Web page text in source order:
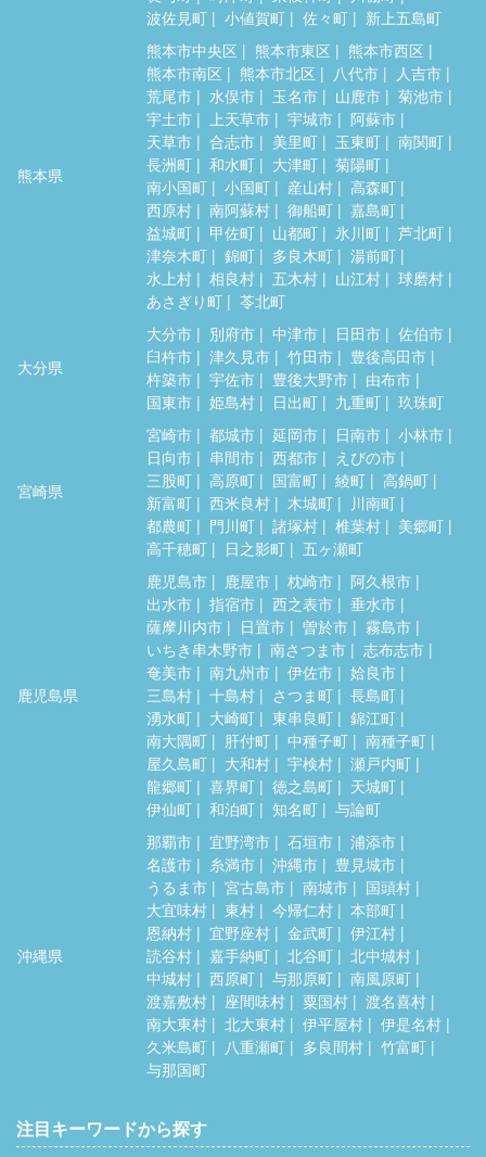
波佐見町
小値賀町 佐々町 新上五島町
熊本県
熊本市中央区 熊本市東区
熊本市西区
熊本市南区
熊本市北区 八代市
人吉市
荒尾市
水俣市 玉名市 山鹿市
菊池市
宇土市
上天草市 宇城市
阿蘇市
天草市
合志市 美里町 玉東町
南関町
長洲町
和水町 大津町
菊陽町
南小国町
小国町 産山村
高森町
西原村
南阿蘇村 御船町
嘉島町
益城町
甲佐町 山都町 氷川町
芦北町
津奈木町
錦町 多良木町
湯前町
水上村
相良村 五木村 山江村
球磨村
あさぎり町
苓北町
大分県
大分市 別府市 中津市 日田市
佐伯市
臼杵市
津久見市 竹田市
豊後高田市
杵築市
宇佐市 豊後大野市
由布市
国東市
姫島村 日出町 九重町 玖珠町
宮崎県
宮崎市 都城市 延岡市 日南市
小林市
日向市
串間市 西都市
えびの市
三股町
高原町 国富町 綾町
高鍋町
新富町
西米良村 木城町
川南町
都農町
門川町 諸塚村 椎葉村
美郷町
高千穂町
日之影町 五ヶ瀬町
鹿児島県
鹿児島市 鹿屋市 枕崎市
阿久根市
出水市
指宿市 西之表市
垂水市
薩摩川内市
日置市 曽於市
霧島市
いちき串木野市
南さつま市
志布志市
奄美市
南九州市 伊佐市
姶良市
三島村
十島村 さつま町
長島町
湧水町
大崎町 東串良町
錦江町
南大隅町
肝付町 中種子町
南種子町
屋久島町
大和村 宇検村
瀬戸内町
龍郷町
喜界町 徳之島町
天城町
伊仙町
和泊町 知名町 与論町
沖縄県
那覇市 宜野湾市 石垣市
浦添市
名護市
糸満市 沖縄市
豊見城市
うるま市
宮古島市 南城市
国頭村
大宜味村
東村 今帰仁村
本部町
恩納村
宜野座村 金武町
伊江村
読谷村
嘉手納町 北谷町
北中城村
中城村
西原町 与那原町
南風原町
渡嘉敷村
座間味村 粟国村
渡名喜村
南大東村
北大東村 伊平屋村
伊是名村
久米島町
八重瀬町 多良間村
竹富町
与那国町
注目キーワードから探す